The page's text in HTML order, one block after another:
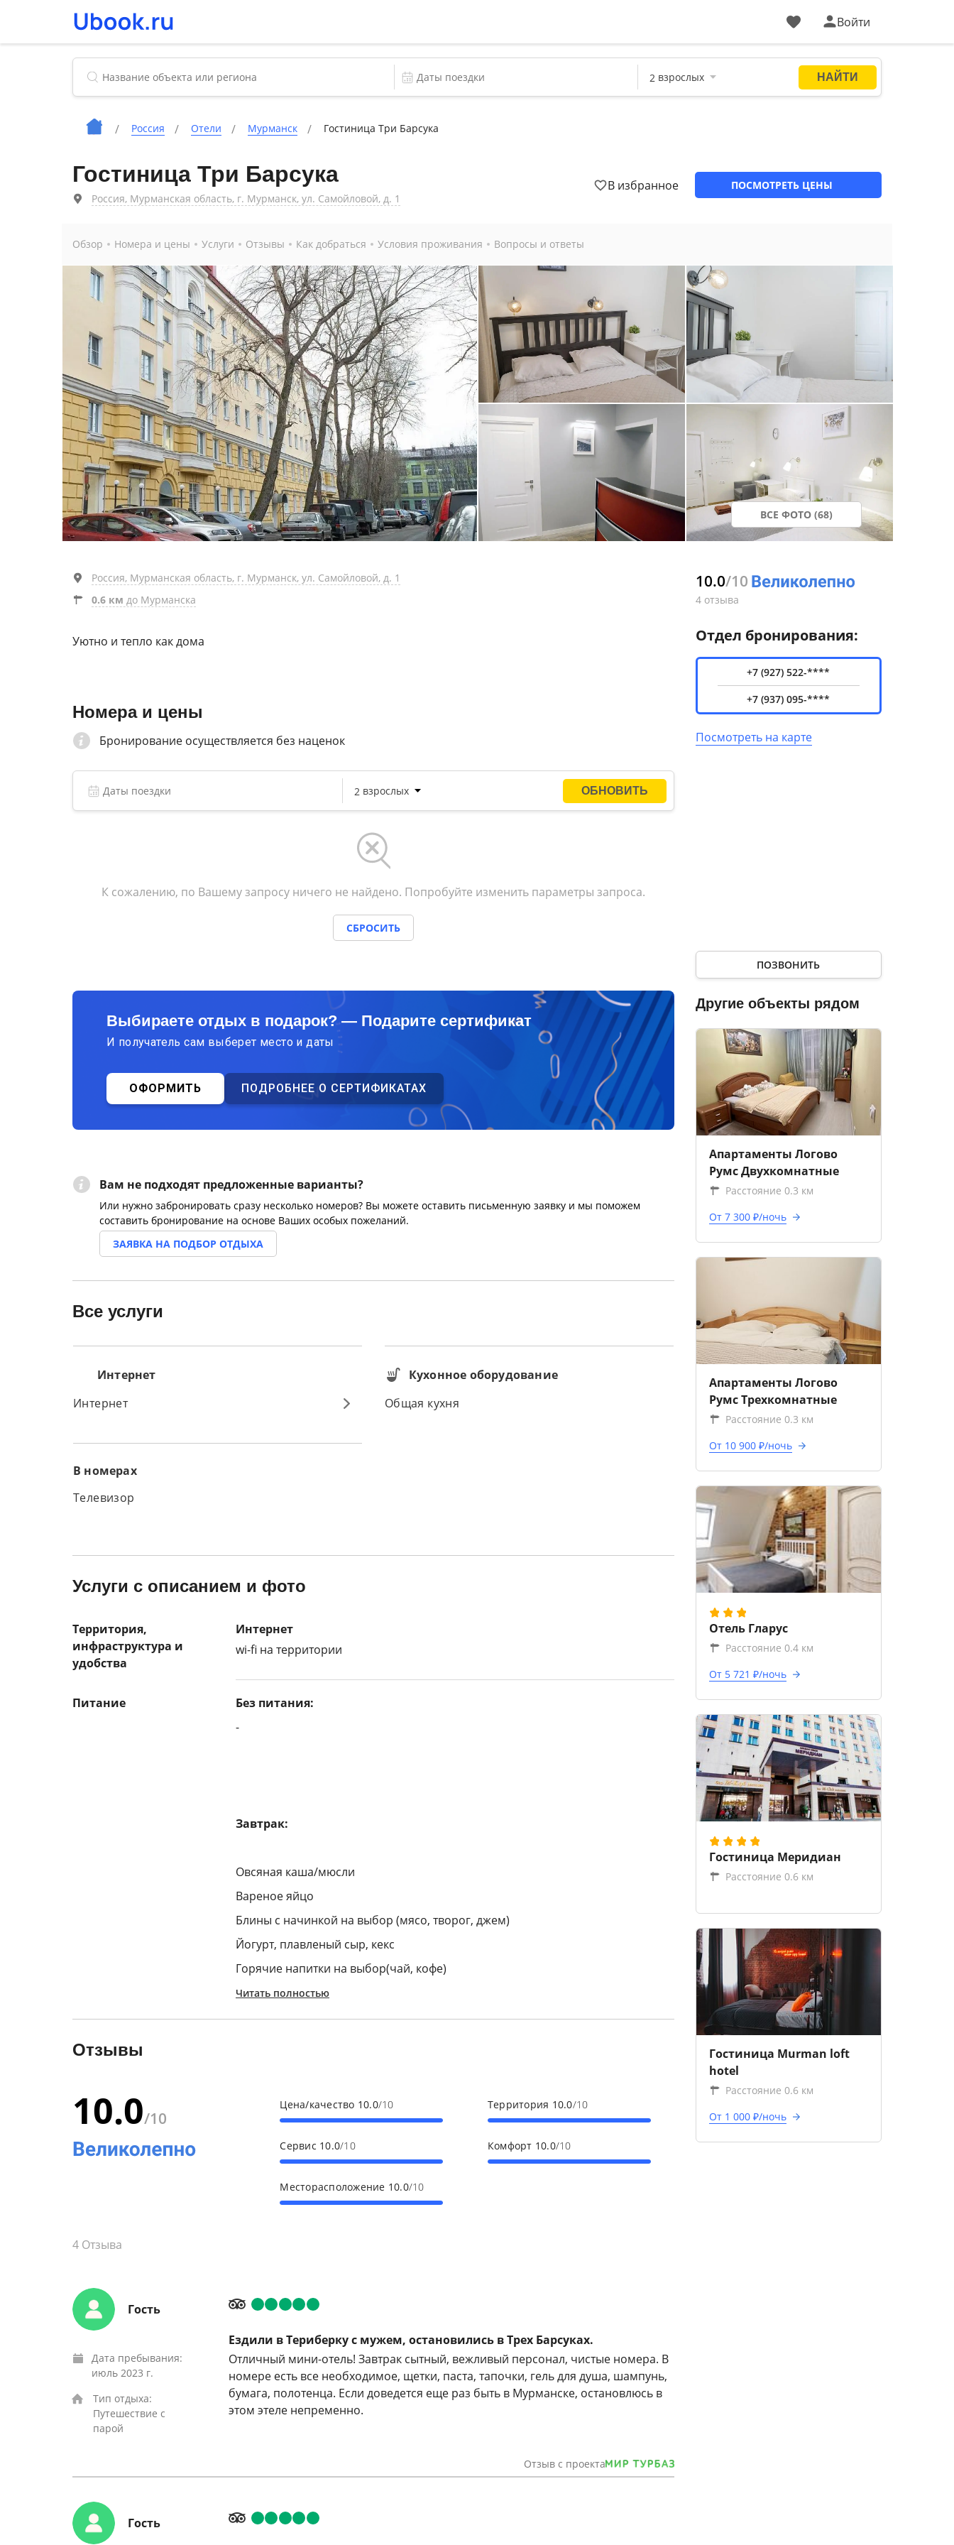
Войти
Россия Отели Мурманск Гостиница Три Барсука
Гостиница Три Барсука
Россия, Мурманская область, г. Мурманск, ул. Самойловой, д. 1
В избранное ПОСМОТРЕТЬ ЦЕНЫ
Обзор Номера и цены Услуги Отзывы Как добраться Условия проживания Вопросы и ответы
ВСЕ ФОТО (68)
Россия, Мурманская область, г. Мурманск, ул. Самойловой, д. 1
0.6 км до Мурманска
Уютно и тепло как дома
Номера и цены
Бронирование осуществляется без наценок
К сожалению, по Вашему запросу ничего не найдено. Попробуйте изменить параметры запроса.
СБРОСИТЬ
Выбираете отдых в подарок? — Подарите сертификат
И получатель сам выберет место и даты
ОФОРМИТЬ ПОДРОБНЕЕ О СЕРТИФИКАТАХ
Вам не подходят предложенные варианты?
Или нужно забронировать сразу несколько номеров? Вы можете оставить письменную заявку и мы поможем
составить бронирование на основе Ваших особых пожеланий.
ЗАЯВКА НА ПОДБОР ОТДЫХА
Все услуги
Интернет
Интернет
Кухонное оборудование
Общая кухня
В номерах
Телевизор
Услуги с описанием и фото
Территория,
инфраструктура и
удобства
Интернет
wi-fi на территории
Питание
Без питания:
-
Завтрак:
Овсяная каша/мюсли
Вареное яйцо
Блины с начинкой на выбор (мясо, творог, джем)
Йогурт, плавленый сыр, кекс
Горячие напитки на выбор(чай, кофе)
Читать полностью
Отзывы
10.0/10
Цена/качество 10.0/10
Сервис 10.0/10
Месторасположение 10.0/10
Территория 10.0/10
Комфорт 10.0/10
4 Отзыва
Гость
Дата пребывания:
июль 2023 г.
Тип отдыха:
Путешествие с
парой
Ездили в Териберку с мужем, остановились в Трех Барсуках.
Отличный мини-отель! Завтрак сытный, вежливый персонал, чистые номера. В
номере есть все необходимое, щетки, паста, тапочки, гель для душа, шампунь,
бумага, полотенца. Если доведется еще раз быть в Мурманске, остановлюсь в
этом этеле непременно.
Отзыв с проекта
Гость
10.0/10
4 отзыва
Отдел бронирования:
+7 (927) 522-****
+7 (937) 095-****
Посмотреть на карте
ПОЗВОНИТЬ
Другие объекты рядом
Апартаменты Логово
Румс Двухкомнатные
Расстояние 0.3 км
От 7 300 ₽/ночь
Апартаменты Логово
Румс Трехкомнатные
Расстояние 0.3 км
От 10 900 ₽/ночь
Отель Гларус
Расстояние 0.4 км
От 5 721 ₽/ночь
Гостиница Меридиан
Расстояние 0.6 км
Гостиница Murman loft
hotel
Расстояние 0.6 км
От 1 000 ₽/ночь